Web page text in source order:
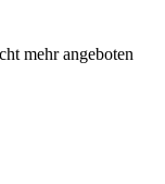
mehr angeboten